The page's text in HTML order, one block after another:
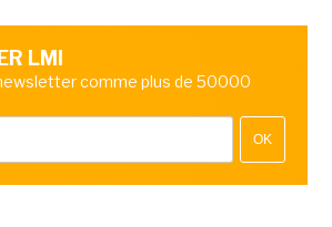
LMI
comme plus de 50000
OK